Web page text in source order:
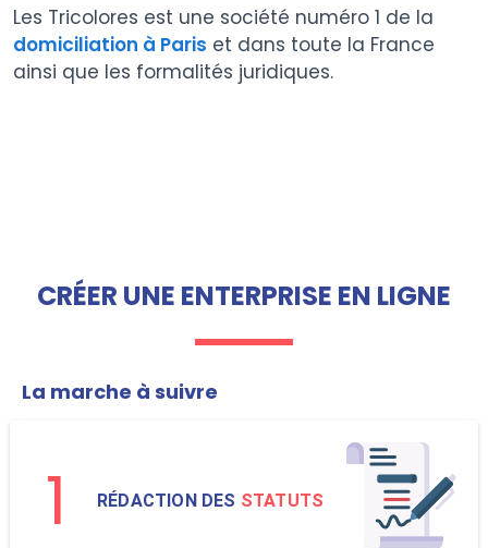
Les Tricolores est une société numéro 1 de la
domiciliation à Paris et dans toute la France
ainsi que les formalités juridiques.
CRÉER UNE ENTERPRISE EN LIGNE
La marche à suivre
1 RÉDACTION DES STATUTS